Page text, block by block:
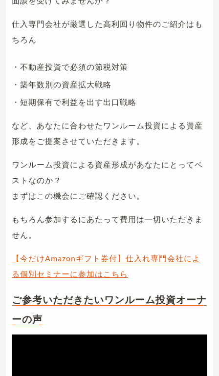
仕入専門会社が厳選した高利回り物件のご紹介はも
ちろん
・不動産投資で必須の節税対策
・築年数別の資産拡大戦略
・短期保有で利益を出す出口戦略
など、あなたに合わせたワンルーム投資による資産
形成をご提案させていただきます。
ワンルーム投資による資産形成があなたにとってベ
ストなのか？
まずはこの機会にご確認ください。
もちろん参加するにあたって費用は一切いただきま
せん。
【今だけAmazonギフト券付】仕入れ専門会社によ
る個別セミナーに参加はこちら
ご参考いただきたいワンルーム投資オーナ
ーの声